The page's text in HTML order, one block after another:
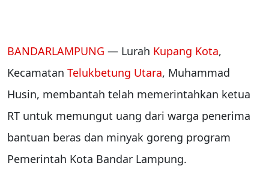
BANDARLAMPUNG — Lurah Kupang Kota,
Kecamatan Telukbetung Utara, Muhammad
Husin, membantah telah memerintahkan ketua
RT untuk memungut uang dari warga penerima
bantuan beras dan minyak goreng program
Pemerintah Kota Bandar Lampung.